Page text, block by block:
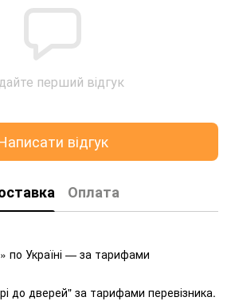
перший відгук
відгук
Оплата
по Україні — за тарифами
до дверей" за тарифами перевізника.